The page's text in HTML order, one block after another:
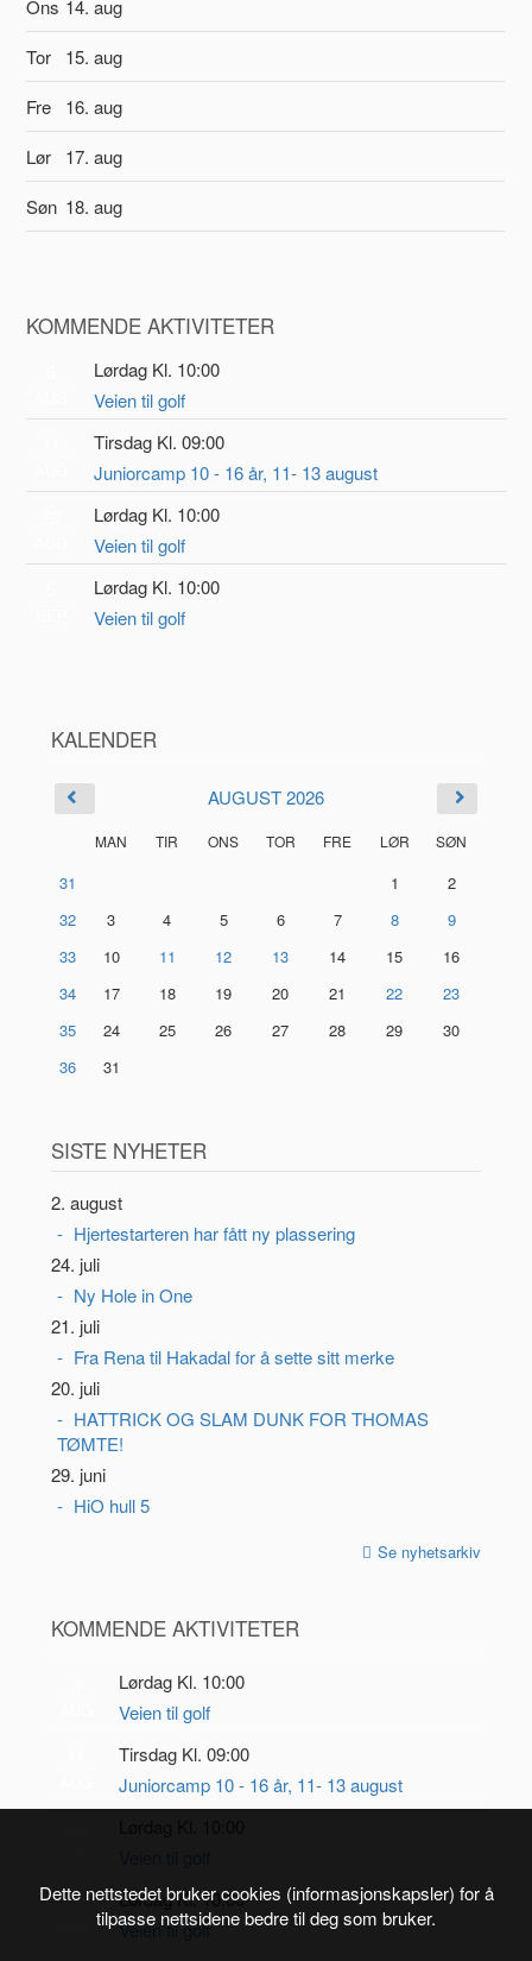
Ons 14. aug
Tor
15. aug
Fre
16. aug
Lør
17. aug
Søn 18. aug
KOMMENDE AKTIVITETER
Lørdag Kl. 10:00
Veien til golf
Tirsdag Kl. 09:00
Juniorcamp 10 - 16 år, 11- 13 august
Lørdag Kl. 10:00
Veien til golf
Lørdag Kl. 10:00
Veien til golf
KALENDER
AUGUST 2026
MAN TIR ONS TOR FRE LØR SØN
31 1
2
32
3 4 5 6 7 8
9
33
10 11 12 13 14 15
16
34
17 18 19 20 21 22
23
35
24 25 26 27 28 29
30
36
31
SISTE NYHETER
2. august
Hjertestarteren har fått ny plassering
24. juli
Ny Hole in One
21. juli
Fra Rena til Hakadal for å sette sitt merke
20. juli
HATTRICK OG SLAM DUNK FOR THOMAS
TØMTE!
29. juni
HiO hull 5
Se nyhetsarkiv
KOMMENDE AKTIVITETER
Lørdag Kl. 10:00
Veien til golf
Tirsdag Kl. 09:00
Juniorcamp 10 - 16 år, 11- 13 august
5
Lørdag Kl. 10:00
Veien til golf
Dette nettstedet bruker cookies (informasjonskapsler) for å
tilpasse nettsidene bedre til deg som bruker.